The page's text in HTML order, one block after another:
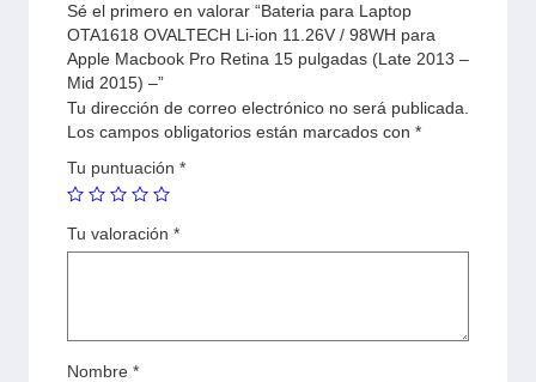
Sé el primero en valorar “Bateria para Laptop
OTA1618 OVALTECH Li-ion 11.26V / 98WH para
Apple Macbook Pro Retina 15 pulgadas (Late 2013 –
Mid 2015) –”
Tu dirección de correo electrónico no será publicada.
Los campos obligatorios están marcados con *
Tu puntuación *
Tu valoración *
Nombre *